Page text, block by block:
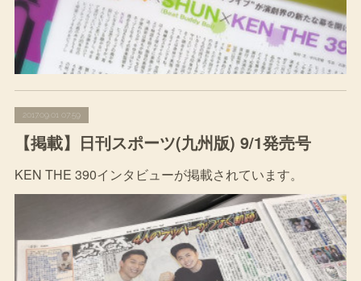
2017.09.01 07:59
【掲載】日刊スポーツ(九州版) 9/1発売号
KEN THE 390インタビューが掲載されています。